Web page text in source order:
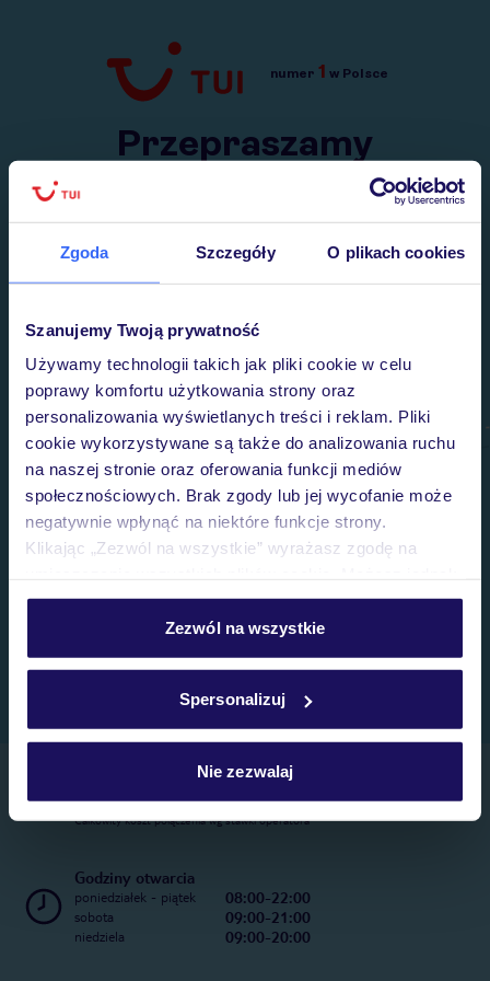
Zgoda Szczegóły O plikach cookies
Szanujemy Twoją prywatność
Używamy technologii takich jak pliki cookie w celu
poprawy komfortu użytkowania strony oraz
personalizowania wyświetlanych treści i reklam. Pliki
cookie wykorzystywane są także do analizowania ruchu
na naszej stronie oraz oferowania funkcji mediów
społecznościowych. Brak zgody lub jej wycofanie może
negatywnie wpłynąć na niektóre funkcje strony.
Klikając „Zezwól na wszystkie” wyrażasz zgodę na
personalizować swój wybór wchodząc w zakładkę
Szczegółowe informacje o plikach cookie znajdziesz
Zezwól na wszystkie
Spersonalizuj
Nie zezwalaj
Przejdź do TUI.pl
numer 1 w Polsce
Przepraszamy
Wysłaliśmy nasz serwis na krótkie wakacje.
Telefoniczne Centrum Rezerwacji
22 270 31 20
Całkowity koszt połączenia wg stawki operatora
Godziny otwarcia
poniedziałek - piątek 08:00-22:00
sobota 09:00-21:00
niedziela 09:00-20:00